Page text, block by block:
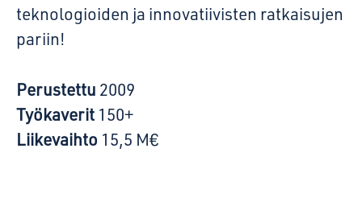
teknologioiden ja innovatiivisten ratkaisujen
pariin!
Perustettu 2009
Työkaverit 150+
Liikevaihto 15,5 M€